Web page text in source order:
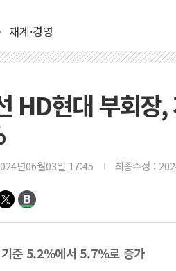
재계·경영
HD현대 부회
년06월03일 17:45 최종수정 :
준 5.2%에서 5.7%로 증가